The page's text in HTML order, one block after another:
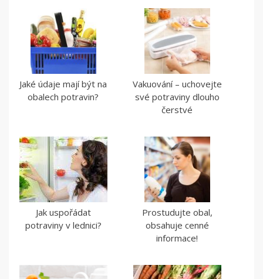
Jaké údaje mají být na
obalech potravin?
Vakuování – uchovejte
své potraviny dlouho
čerstvé
Jak uspořádat
potraviny v lednici?
Prostudujte obal,
obsahuje cenné
informace!